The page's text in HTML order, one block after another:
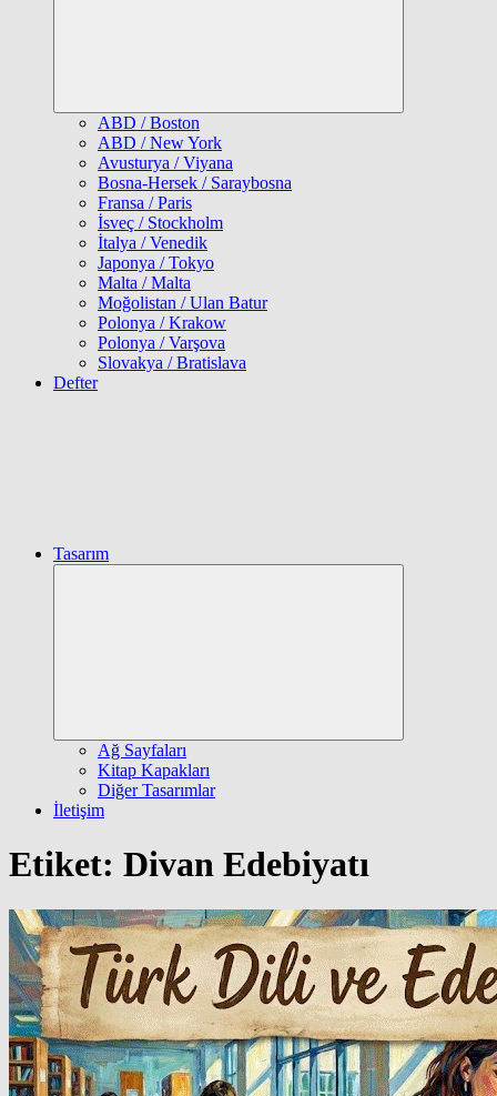
ABD / Boston
ABD / New York
Avusturya / Viyana
Bosna-Hersek / Saraybosna
Fransa / Paris
İsveç / Stockholm
İtalya / Venedik
Japonya / Tokyo
Malta / Malta
Moğolistan / Ulan Batur
Polonya / Krakow
Polonya / Varşova
Slovakya / Bratislava
Defter
Tasarım
Ağ Sayfaları
Kitap Kapakları
Diğer Tasarımlar
İletişim
Etiket: Divan Edebiyatı